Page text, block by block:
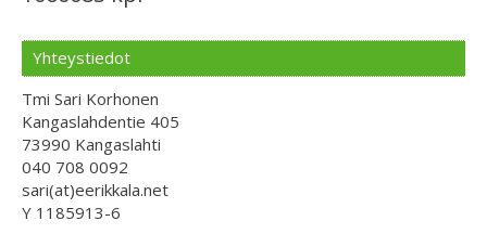
Yhteystiedot
Tmi Sari Korhonen
Kangaslahdentie 405
73990 Kangaslahti
040 708 0092
sari(at)eerikkala.net
Y 1185913-6